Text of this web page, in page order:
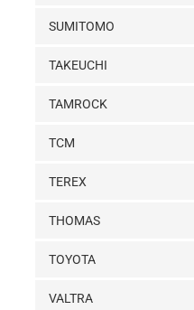
SUMITOMO
TAKEUCHI
TAMROCK
TCM
TEREX
THOMAS
TOYOTA
VALTRA